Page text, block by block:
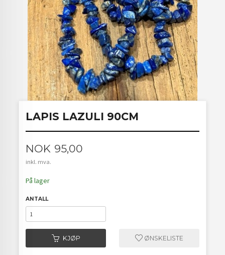
LAPIS LAZULI 90CM
Pris
NOK 95,00
inkl. mva.
På lager
ANTALL
KJØP ØNSKELISTE